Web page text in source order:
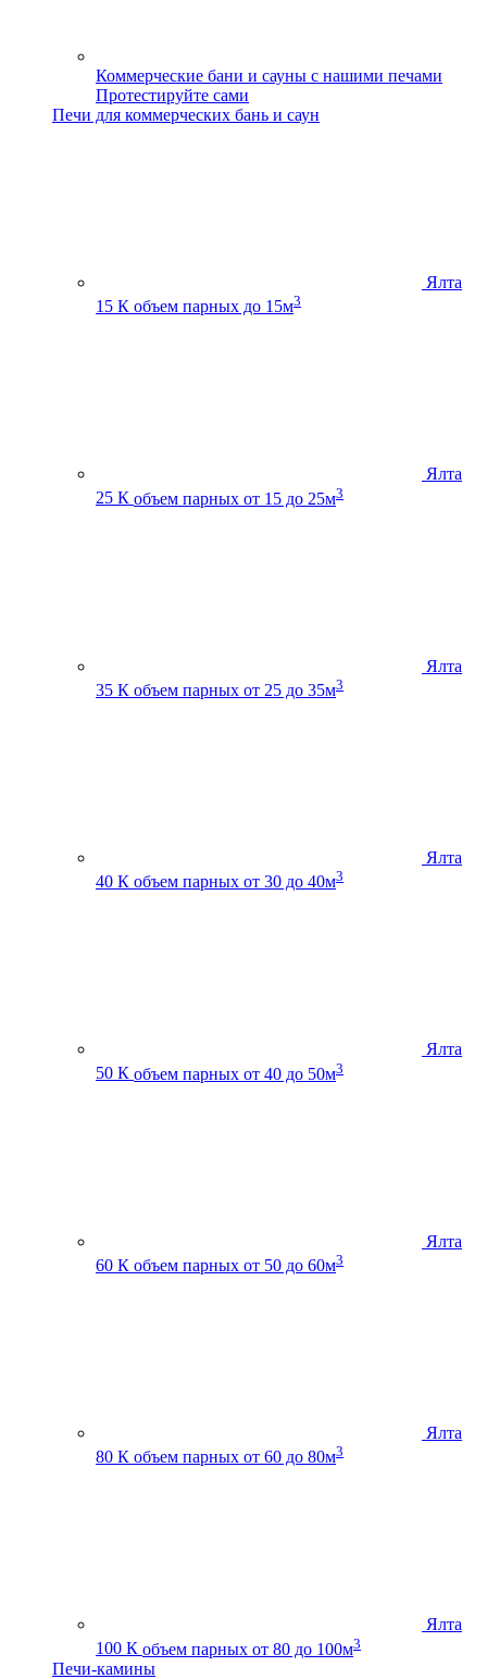
Коммерческие бани и сауны с нашими печами
Протестируйте сами
Печи для коммерческих бань и саун
Ялта
15 К объем парных до 15м3
Ялта
25 К объем парных от 15 до 25м3
Ялта
35 К объем парных от 25 до 35м3
Ялта
40 К объем парных от 30 до 40м3
Ялта
50 К объем парных от 40 до 50м3
Ялта
60 К объем парных от 50 до 60м3
Ялта
80 К объем парных от 60 до 80м3
Ялта
100 К объем парных от 80 до 100м3
Печи-камины